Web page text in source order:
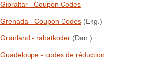
Gibraltar - Coupon Codes
Grenada - Coupon Codes (Eng.)
Grønland - rabatkoder (Dan.)
Guadeloupe - codes de réduction